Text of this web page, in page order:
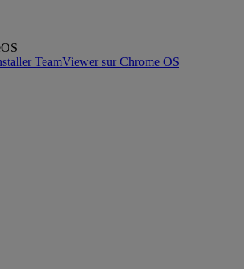
TeamViewer sur Chrome OS